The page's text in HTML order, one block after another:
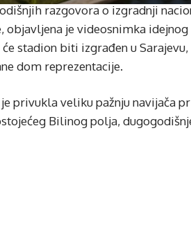
razgovora o izgradnji
objavljena je videosnimka
stadion biti izgrađen u
dom reprezentacije.
privukla veliku pažnju navijača
Bilinog polja,